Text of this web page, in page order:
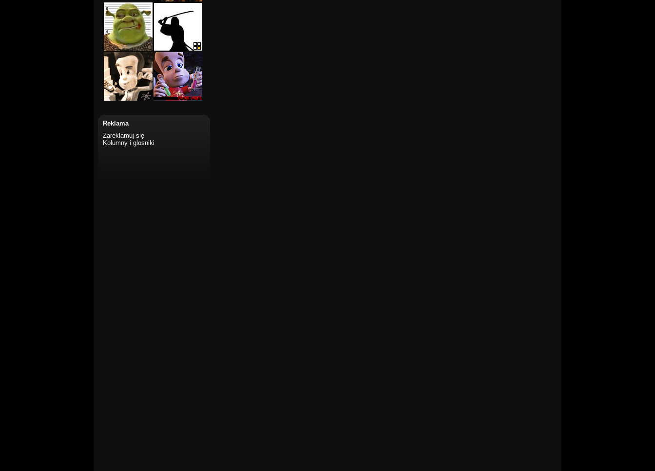
Reklama
Zareklamuj się
Kolumny i glosniki